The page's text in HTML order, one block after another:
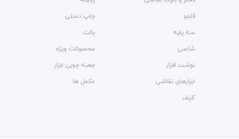
قلمو
چاپ دستی
سه پایه
پالت
شاسی
محصولات ویژه
نوشت افزار
جعبه چوبی ابزار
ابزارهای نقاشی
مکمل ها
کیف